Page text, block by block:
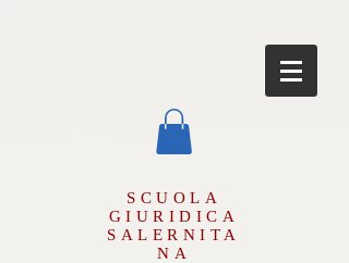
SCUOLA
GIURIDICA
SALERNITA
NA